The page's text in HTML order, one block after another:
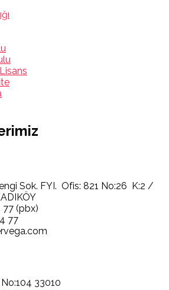
Sok. FYI. Ofis: 821 No:26 K:2 /
77 (pbx)
77
33010